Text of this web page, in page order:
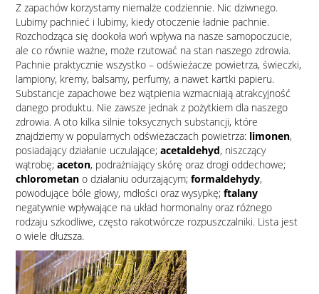
Z zapachów korzystamy niemalże codziennie. Nic dziwnego.
Lubimy pachnieć i lubimy, kiedy otoczenie ładnie pachnie.
Rozchodząca się dookoła woń wpływa na nasze samopoczucie,
ale co równie ważne, może rzutować na stan naszego zdrowia.
Pachnie praktycznie wszystko – odświeżacze powietrza, świeczki,
lampiony, kremy, balsamy, perfumy, a nawet kartki papieru.
Substancje zapachowe bez wątpienia wzmacniają atrakcyjność
danego produktu. Nie zawsze jednak z pożytkiem dla naszego
zdrowia. A oto kilka silnie toksycznych substancji, które
znajdziemy w popularnych odświeżaczach powietrza: limonen,
posiadający działanie uczulające;acetaldehyd, niszczący
wątrobę;aceton, podrażniający skórę oraz drogi oddechowe;
chlorometan o działaniu odurzającym;formaldehydy,
powodujące bóle głowy, mdłości oraz wysypkę;ftalany
negatywnie wpływające na układ hormonalny oraz różnego
rodzaju szkodliwe, często rakotwórcze rozpuszczalniki. Lista jest
o wiele dłuższa.